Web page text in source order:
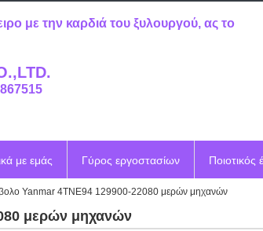
με την καρδιά του ξυλουργού, ας το
με εμάς Γύρος εργοστασίων Ποιοτικός
Yanmar 4TNE94 129900-22080 μερών μηχανών
μερών μηχανών